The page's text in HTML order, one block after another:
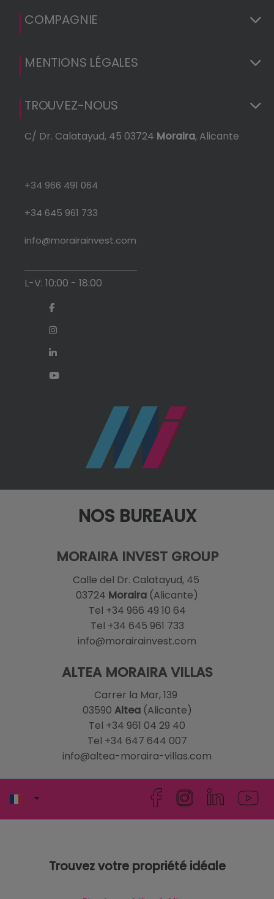
COMPAGNIE
MENTIONS LÉGALES
TROUVEZ-NOUS
C/ Dr. Calatayud, 45 03724 Moraira, Alicante
+34 966 491 064
+34 645 961 733
info@morairainvest.com
L-V: 10:00 - 18:00
NOS BUREAUX
MORAIRA INVEST GROUP
Calle del Dr. Calatayud, 45
03724 Moraira (Alicante)
Tel +34 966 49 10 64
Tel +34 645 961 733
info@morairainvest.com
ALTEA MORAIRA VILLAS
Carrer la Mar, 139
03590 Altea(Alicante)
Tel +34 961 04 29 40
Tel +34 647 644 007
info@altea-moraira-villas.com
Trouvez votre propriété idéale